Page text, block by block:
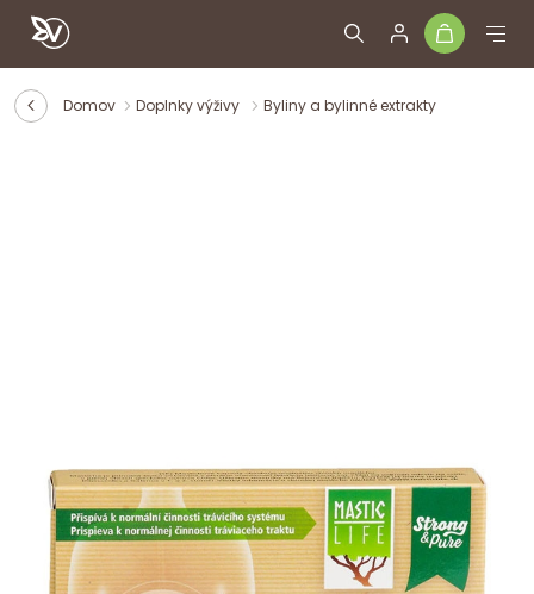
Domov Doplnky výživy Byliny a bylinné extrakty